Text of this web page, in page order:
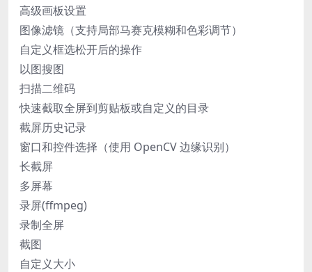
高级画板设置
图像滤镜（支持局部马赛克模糊和色彩调节）
自定义框选松开后的操作
以图搜图
扫描二维码
快速截取全屏到剪贴板或自定义的目录
截屏历史记录
窗口和控件选择（使用 OpenCV 边缘识别）
长截屏
多屏幕
录屏(ffmpeg)
录制全屏
截图
自定义大小